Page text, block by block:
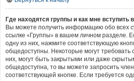
Где находятся группы и как мне вступить
Вы можете получить информацию обо всех
ссылке «Группы» в вашем личном разделе.
одну из них, нажмите соответствующую
общедоступны. Некоторые могут требовать
них, могут быть закрытыми или даже
общедоступна, то вы можете запросить
соответствующей кнопке. Если требуется